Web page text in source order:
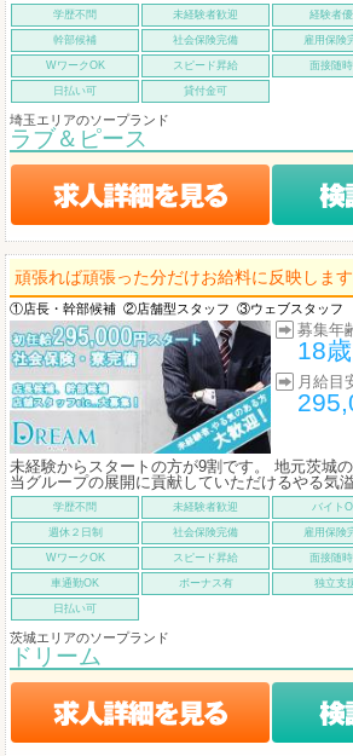
学歴不問 未経験者歓迎 経験者
幹部候補 社会保険完備 雇用保険
WワークOK スピード昇給 面接随
日払い可 貸付金可
埼玉エリアのソープランド
ラブ＆ピース
頑張れば頑張った分だけお給料に反映します
①店長・幹部候補 ②店舗型スタッフ ③ウェブスタッフ
募集年
18
月給目
未経験からスタートの方が9割です。 地元茨城
当グループの展開に貢献していただけるやる気
学歴不問 未経験者歓迎 バイト
週休２日制 社会保険完備 雇用保険
WワークOK スピード昇給 面接随
車通勤OK ボーナス有 独立支
日払い可
茨城エリアのソープランド
ドリーム